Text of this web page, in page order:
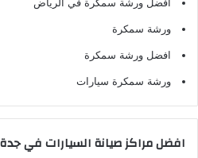
أفضل ورشة سمكرة في الرياض
ورشة سمكرة
افضل ورشة سمكرة
ورشة سمكرة سيارات
افضل مراكز صيانة السيارات في جدة